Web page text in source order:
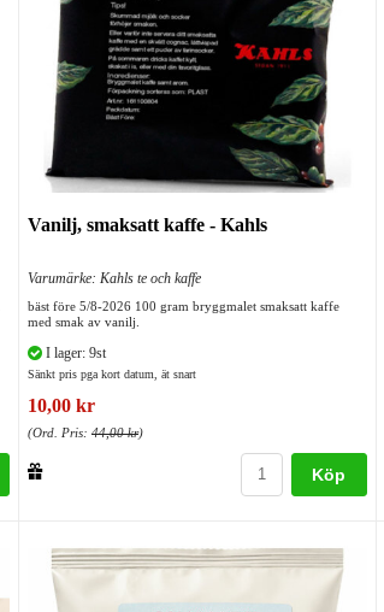
Vanilj, smaksatt kaffe - Kahls
Varumärke: Kahls te och kaffe
bäst före 5/8-2026 100 gram bryggmalet smaksatt kaffe
med smak av vanilj.
I lager: 9st
Sänkt pris pga kort datum, ät snart
10,00 kr
(Ord. Pris: 44,00 kr)
Köp